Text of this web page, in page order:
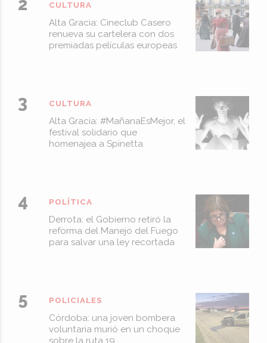
Alta Gracia: Cineclub Casero
renueva su cartelera con dos
premiadas películas europeas
CULTURA
Alta Gracia: #MañanaEsMejor, el
festival solidario que
homenajea a Spinetta
CULTURA
Derrota: el Gobierno retiró la
reforma del Manejo del Fuego
para salvar una ley recortada
POLÍTICA
Córdoba: una joven bombera
voluntaria murió en un choque
sobre la ruta 19
POLICIALES